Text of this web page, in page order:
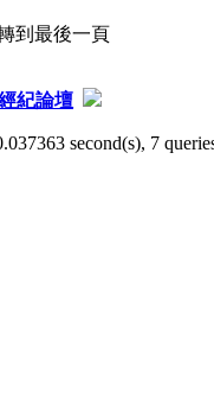
到最後一頁
紀論壇
second(s), 7